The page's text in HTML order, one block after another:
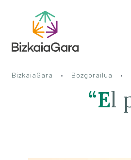
BizkaiaGara Bozgorailua
“El poder transformador del deporte”- Alberto